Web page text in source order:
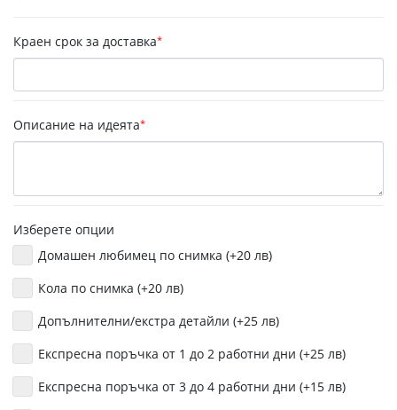
Краен срок за доставка*
Описание на идеята*
Изберете опции
Домашен любимец по снимка (+20 лв)
Кола по снимка (+20 лв)
Допълнителни/екстра детайли (+25 лв)
Експресна поръчка от 1 до 2 работни дни (+25 лв)
Експресна поръчка от 3 до 4 работни дни (+15 лв)